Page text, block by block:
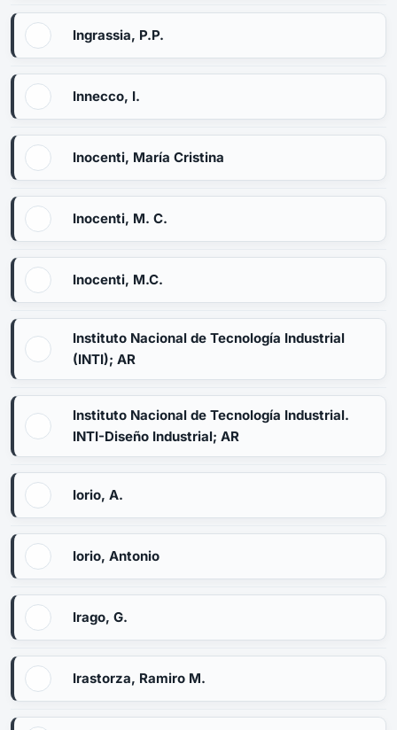
Ingrassia, P.P.
Innecco, I.
Inocenti, María Cristina
Inocenti, M. C.
Inocenti, M.C.
Instituto Nacional de Tecnología Industrial
(INTI); AR
Instituto Nacional de Tecnología Industrial.
INTI-Diseño Industrial; AR
Iorio, A.
Iorio, Antonio
Irago, G.
Irastorza, Ramiro M.